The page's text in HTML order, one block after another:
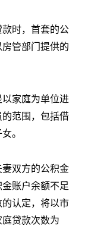
时，首套的公
管部门提供的
以家庭为单位进
范围，包括借
。
双方的公积金
账户余额不足
认定，将以市
贷款次数为